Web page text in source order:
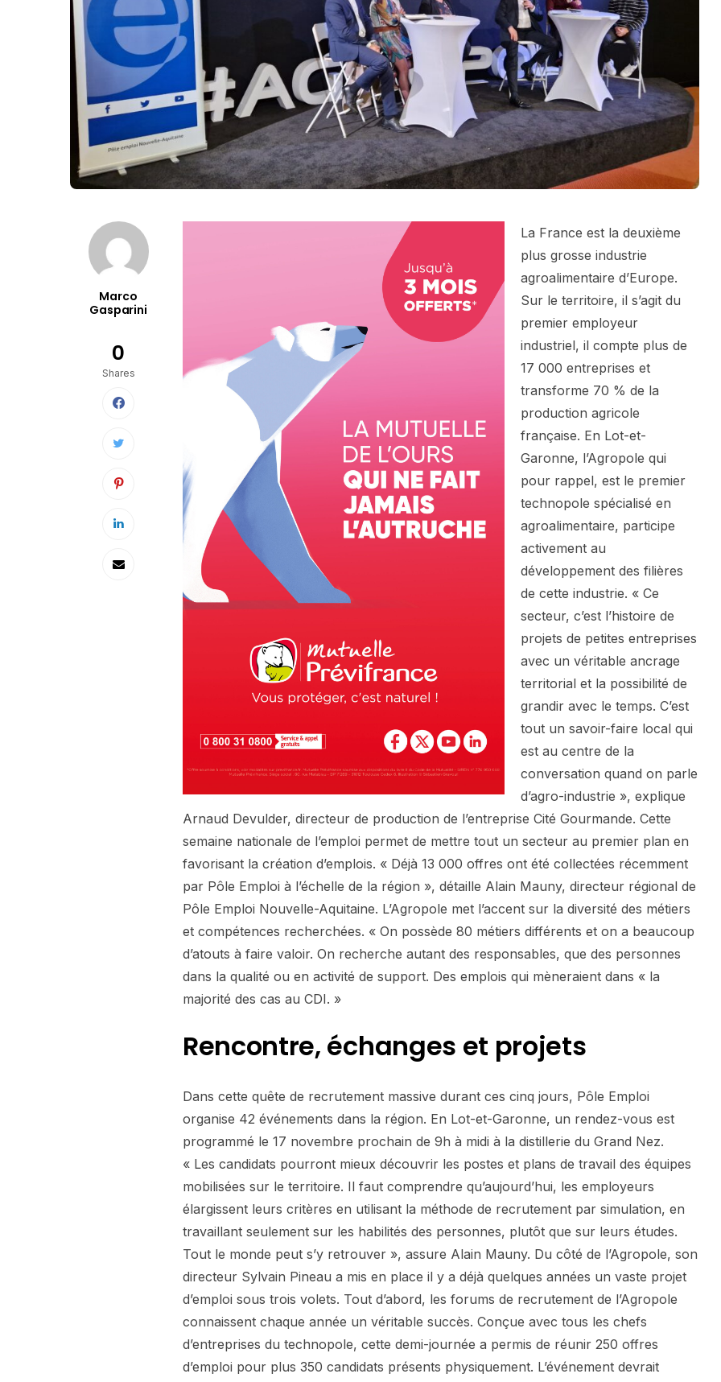
Marco
Gasparini
0
Shares
La France est la deuxième
plus grosse industrie
agroalimentaire d’Europe.
Sur le territoire, il s’agit du
premier employeur
industriel, il compte plus de
17 000 entreprises et
transforme 70 % de la
production agricole
française. En Lot-et-
Garonne, l’Agropole qui
pour rappel, est le premier
technopole spécialisé en
agroalimentaire, participe
activement au
développement des filières
de cette industrie. « Ce
secteur, c’est l’histoire de
projets de petites entreprises
avec un véritable ancrage
territorial et la possibilité de
grandir avec le temps. C’est
tout un savoir-faire local qui
est au centre de la
conversation quand on parle
d’agro-industrie », explique
Arnaud Devulder, directeur de production de l’entreprise Cité Gourmande. Cette
semaine nationale de l’emploi permet de mettre tout un secteur au premier plan en
favorisant la création d’emplois. « Déjà 13 000 offres ont été collectées récemment
par Pôle Emploi à l’échelle de la région », détaille Alain Mauny, directeur régional de
Pôle Emploi Nouvelle-Aquitaine. L’Agropole met l’accent sur la diversité des métiers
et compétences recherchées. « On possède 80 métiers différents et on a beaucoup
d’atouts à faire valoir. On recherche autant des responsables, que des personnes
dans la qualité ou en activité de support. Des emplois qui mèneraient dans « la
majorité des cas au CDI. »
Rencontre, échanges et projets
Dans cette quête de recrutement massive durant ces cinq jours, Pôle Emploi
organise 42 événements dans la région. En Lot-et-Garonne, un rendez-vous est
programmé le 17 novembre prochain de 9h à midi à la distillerie du Grand Nez.
« Les candidats pourront mieux découvrir les postes et plans de travail des équipes
mobilisées sur le territoire. Il faut comprendre qu’aujourd’hui, les employeurs
élargissent leurs critères en utilisant la méthode de recrutement par simulation, en
travaillant seulement sur les habilités des personnes, plutôt que sur leurs études.
Tout le monde peut s’y retrouver », assure Alain Mauny. Du côté de l’Agropole, son
directeur Sylvain Pineau a mis en place il y a déjà quelques années un vaste projet
d’emploi sous trois volets. Tout d’abord, les forums de recrutement de l’Agropole
connaissent chaque année un véritable succès. Conçue avec tous les chefs
d’entreprises du technopole, cette demi-journée a permis de réunir 250 offres
d’emploi pour plus 350 candidats présents physiquement. L’événement devrait